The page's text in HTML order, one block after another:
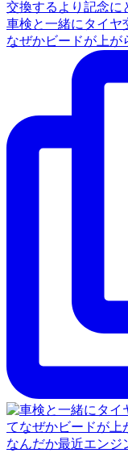
車検と一緒にタイヤ
なぜかビードが上が
なんだか最近エンジ